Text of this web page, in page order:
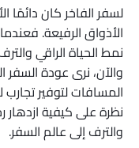
لسفر الفاخر كان دائمًا
الأذواق الرفيعة.
نمط الحياة الراقي
والآن، نرى عودة السفر
المسافات لتوفير
نظرة على كيفية
والترف إلى عالم السفر.